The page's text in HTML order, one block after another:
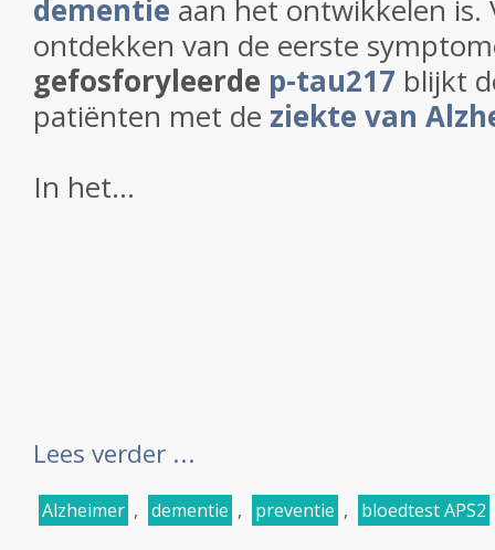
dementie aan het ontwikkelen is.
ontdekken van de eerste
gefosforyleerde p-tau217 blijkt
patiënten met de ziekte van
In het...
Lees verder ...
Alzheimer , dementie , preventie , bloedtest APS2